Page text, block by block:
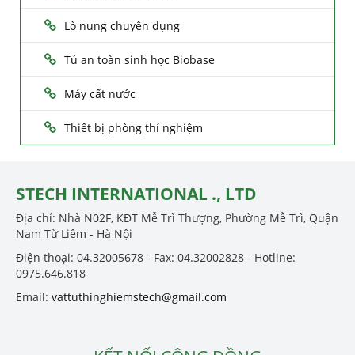
Lò nung chuyên dụng
Tủ an toàn sinh học Biobase
Máy cất nước
Thiết bị phòng thí nghiệm
STECH INTERNATIONAL ., LTD
Địa chỉ: Nhà N02F, KĐT Mễ Trì Thượng, Phường Mễ Trì, Quận
Nam Từ Liêm - Hà Nội
Điện thoại: 04.32005678 - Fax: 04.32002828 - Hotline:
0975.646.818
Email: vattuthinghiemstech@gmail.com